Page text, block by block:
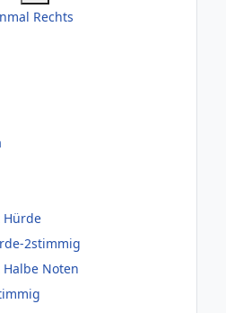
Rechts
Hürde
2stimmig
Noten